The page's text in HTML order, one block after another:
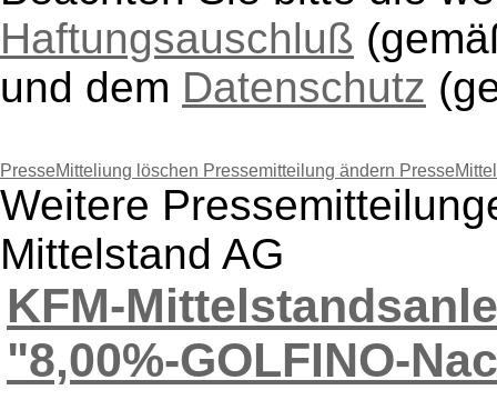
Haftungsauschluß
und dem Datenschutz
PresseMitteliung löschen Pressemitteilung ändern
Weitere
Mittelstand AG
KFM-
"8,00%-GOLFINO-